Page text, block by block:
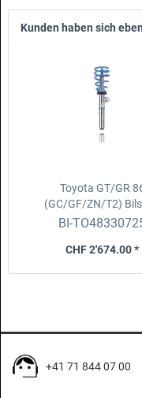
Kunden haben sich
Toyota GT/GR
(GC/GF/ZN/T2)
B16/
BI-
CHF 2'674.00 *
+41 71 844 07 00